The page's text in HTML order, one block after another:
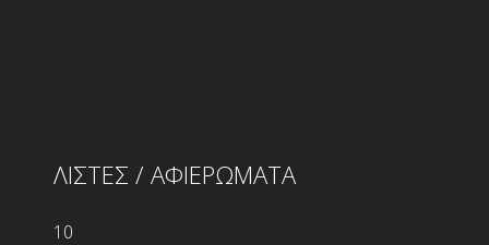
ΛΙΣΤΕΣ / ΑΦΙΕΡΩΜΑΤΑ
10